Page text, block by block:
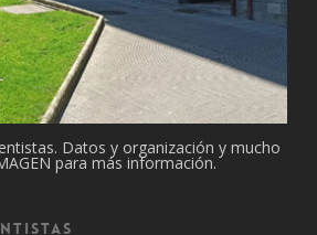
Datos y organización y mucho
para más información.